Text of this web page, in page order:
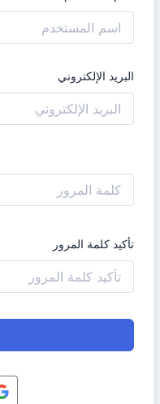
البريد الإلكتروني
تأكيد كلمة المرور